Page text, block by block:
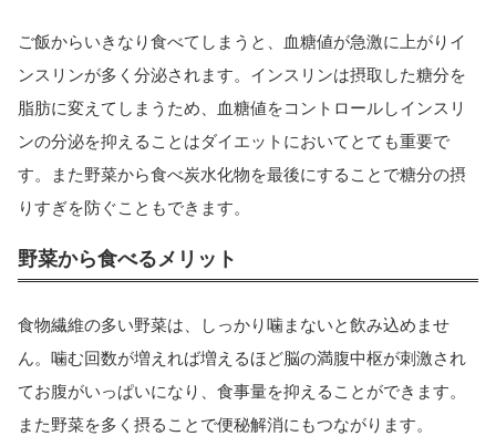
ご飯からいきなり食べてしまうと、血糖値が急激に上がりイ
ンスリンが多く分泌されます。インスリンは摂取した糖分を
脂肪に変えてしまうため、血糖値をコントロールしインスリ
ンの分泌を抑えることはダイエットにおいてとても重要で
す。また野菜から食べ炭水化物を最後にすることで糖分の摂
りすぎを防ぐこともできます。
野菜から食べるメリット
食物繊維の多い野菜は、しっかり噛まないと飲み込めませ
ん。噛む回数が増えれば増えるほど脳の満腹中枢が刺激され
てお腹がいっぱいになり、食事量を抑えることができます。
また野菜を多く摂ることで便秘解消にもつながります。